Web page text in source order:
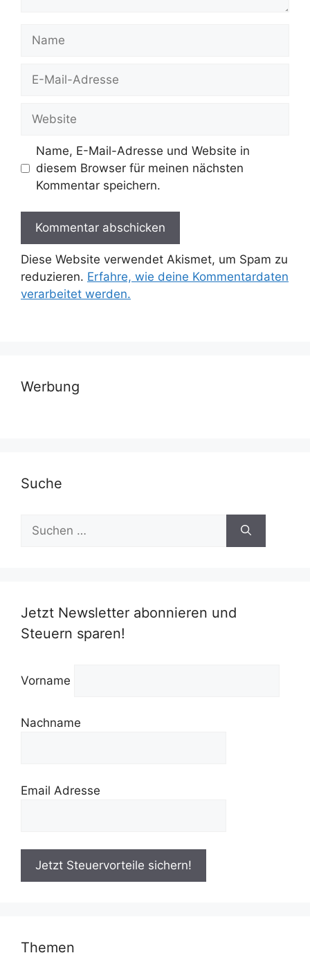
Mail-
Name, E-Mail-Adresse und Website in
diesem Browser für meinen nächsten
Kommentar speichern.
Diese Website verwendet Akismet, um Spam zu
reduzieren. Erfahre, wie deine Kommentardaten
verarbeitet werden.
Werbung
Suche
nach:
Jetzt Newsletter abonnieren und
Steuern sparen!
Vorname
Nachname
Email Adresse
Themen